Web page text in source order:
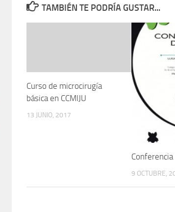
TAMBIÉN TE PODRÍA GUSTAR...
Curso de microcirugía
básica en CCMIJU
13 JUNIO, 2017
9 OCTUBRE,